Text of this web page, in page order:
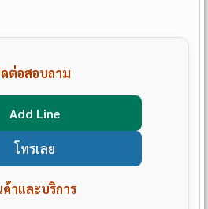
ต่อสอบถาม
Add Line
โทรเลย
าและบริการ